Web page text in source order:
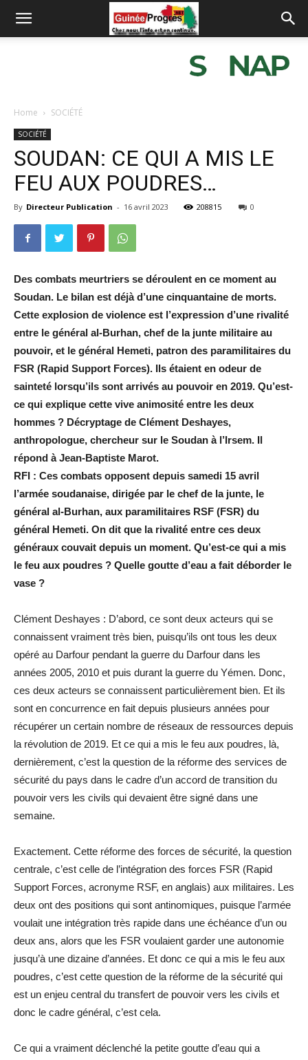
Home SOCIÉTÉ
SOCIÉTÉ
SOUDAN: CE QUI A MIS LE
FEU AUX POUDRES…
By Directeur Publication - 16 avril 2023 208815 0
Des combats meurtriers se déroulent en ce moment au
Soudan. Le bilan est déjà d’une cinquantaine de morts.
Cette explosion de violence est l’expression d’une rivalité
entre le général al-Burhan, chef de la junte militaire au
pouvoir, et le général Hemeti, patron des paramilitaires du
FSR (Rapid Support Forces). Ils étaient en odeur de
sainteté lorsqu’ils sont arrivés au pouvoir en 2019. Qu’est-
ce qui explique cette vive animosité entre les deux
hommes ? Décryptage de Clément Deshayes,
anthropologue, chercheur sur le Soudan à l’Irsem. Il
répond à Jean-Baptiste Marot.
RFI : Ces combats opposent depuis samedi 15 avril
l’armée soudanaise, dirigée par le chef de la junte, le
général al-Burhan, aux paramilitaires RSF (FSR) du
général Hemeti. On dit que la rivalité entre ces deux
généraux couvait depuis un moment. Qu’est-ce qui a mis
le feu aux poudres ? Quelle goutte d’eau a fait déborder le
vase ?
Clément Deshayes : D’abord, ce sont deux acteurs qui se
connaissent vraiment très bien, puisqu’ils ont tous les deux
opéré au Darfour pendant la guerre du Darfour dans les
années 2005, 2010 et puis durant la guerre du Yémen. Donc,
ces deux acteurs se connaissent particulièrement bien. Et ils
sont en concurrence en fait depuis plusieurs années pour
récupérer un certain nombre de réseaux de ressources depuis
la révolution de 2019. Et ce qui a mis le feu aux poudres, là,
dernièrement, c’est la question de la réforme des services de
sécurité du pays dans le cadre d’un accord de transition du
pouvoir vers les civils qui devaient être signé dans une
semaine.
Exactement. Cette réforme des forces de sécurité, la question
centrale, c’est celle de l’intégration des forces FSR (Rapid
Support Forces, acronyme RSF, en anglais) aux militaires. Les
deux ont des positions qui sont antinomiques, puisque l’armée
voulait une intégration très rapide dans une échéance d’un ou
deux ans, alors que les FSR voulaient garder une autonomie
jusqu’à une dizaine d’années. Et donc ce qui a mis le feu aux
poudres, c’est cette question de la réforme de la sécurité qui
est un enjeu central du transfert de pouvoir vers les civils et
donc le cadre général, c’est cela.
Ce qui a vraiment déclenché la petite goutte d’eau qui a